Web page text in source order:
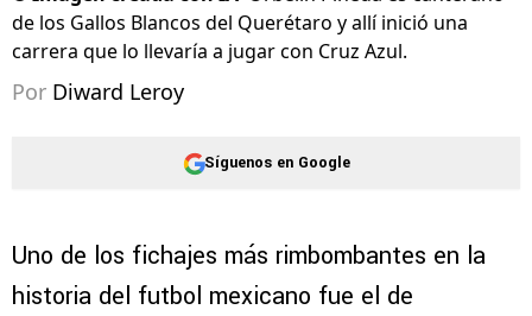
de los Gallos Blancos del Querétaro y allí inició una
carrera que lo llevaría a jugar con Cruz Azul.
Por Diward Leroy
Síguenos en Google
Uno de los fichajes más rimbombantes en la
historia del futbol mexicano fue el de